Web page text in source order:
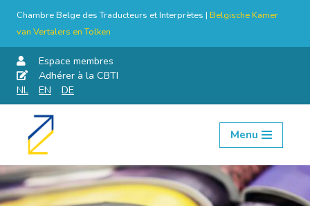
Chambre Belge des Traducteurs et Interprètes | Belgische Kamer
van Vertalers en Tolken
Espace membres
Adhérer à la CBTI
NL
EN DE
Aller
contenu
Menu